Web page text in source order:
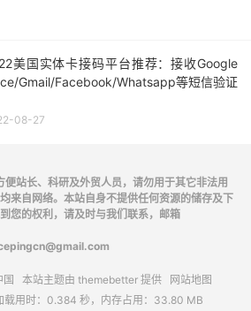
美国实体卡接码平台推荐：接收Google
Gmail/Facebook/Whatsapp等短信验证
08-27
便站长、科研及外贸人员，请勿用于其它非法用
来自网络。本站自身不提供任何资源的储存及下
您的权利，请及时与我们联系，邮箱
国 本站主题由 themebetter 提供
网站地图
载用时：0.384 秒，内存占用：33.80 MB